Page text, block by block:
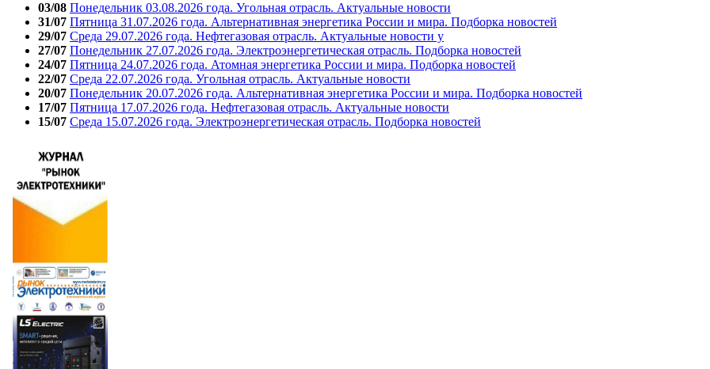
03/08 Понедельник 03.08.2026 года. Угольная отрасль. Актуальные новости
31/07 Пятница 31.07.2026 года. Альтернативная энергетика России и мира. Подборка новостей
29/07 Среда 29.07.2026 года. Нефтегазовая отрасль. Актуальные новости у
27/07 Понедельник 27.07.2026 года. Электроэнергетическая отрасль. Подборка новостей
24/07 Пятница 24.07.2026 года. Атомная энергетика России и мира. Подборка новостей
22/07 Среда 22.07.2026 года. Угольная отрасль. Актуальные новости
20/07 Понедельник 20.07.2026 года. Альтернативная энергетика России и мира. Подборка новостей
17/07 Пятница 17.07.2026 года. Нефтегазовая отрасль. Актуальные новости
15/07 Среда 15.07.2026 года. Электроэнергетическая отрасль. Подборка новостей